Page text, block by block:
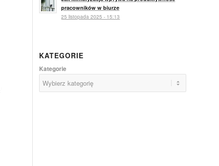
pracowników w biurze
25 listopada 2025 - 15:13
KATEGORIE
Kategorie